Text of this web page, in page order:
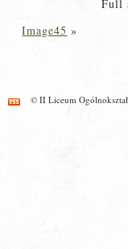
Full
Image45 »
© II Liceum